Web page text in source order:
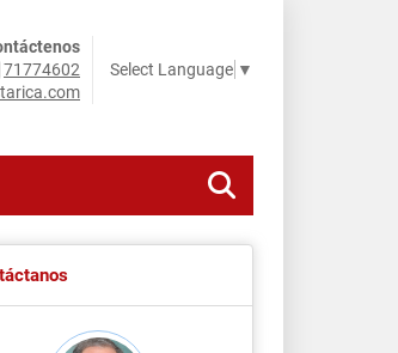
71774602
Select Language ▼